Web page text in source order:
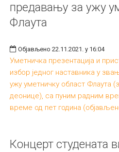
предавању за ужу
Флаута
Објављено 22.11.2021. у 16:04
Уметничка презентација и
избор једног наставника у
ужу уметничку област Флаута
деонице), са пуним радним
време од пет година
Концерт студената